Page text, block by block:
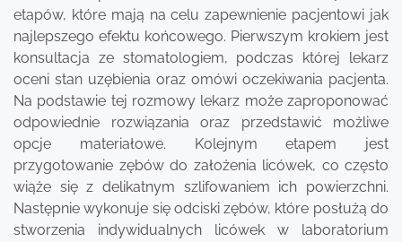
etapów, które mają na celu zapewnienie pacjentowi jak
najlepszego efektu końcowego. Pierwszym krokiem jest
konsultacja ze stomatologiem, podczas której lekarz
oceni stan uzębienia oraz omówi oczekiwania pacjenta.
Na podstawie tej rozmowy lekarz może zaproponować
odpowiednie rozwiązania oraz przedstawić możliwe
opcje materiałowe. Kolejnym etapem jest
przygotowanie zębów do założenia licówek, co często
wiąże się z delikatnym szlifowaniem ich powierzchni.
Następnie wykonuje się odciski zębów, które posłużą do
stworzenia indywidualnych licówek w laboratorium